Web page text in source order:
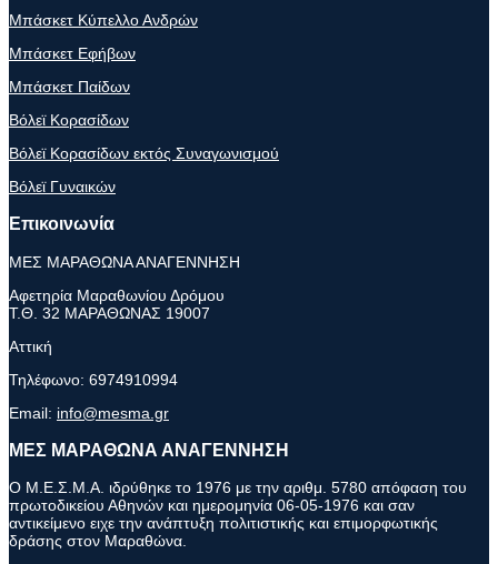
Μπάσκετ Κύπελλο Ανδρών
Μπάσκετ Εφήβων
Μπάσκετ Παίδων
Βόλεϊ Κορασίδων
Βόλεϊ Κορασίδων εκτός Συναγωνισμού
Βόλεϊ Γυναικών
Επικοινωνία
ΜΕΣ ΜΑΡΑΘΩΝΑ ΑΝΑΓΕΝΝΗΣΗ
Αφετηρία Μαραθωνίου Δρόμου
Τ.Θ. 32 ΜΑΡΑΘΩΝΑΣ 19007
Αττική
Τηλέφωνο: 6974910994
Email: info@mesma.gr
ΜΕΣ ΜΑΡΑΘΩΝΑ ΑΝΑΓΕΝΝΗΣΗ
Ο Μ.Ε.Σ.Μ.Α. ιδρύθηκε το 1976 με την αριθμ. 5780 απόφαση του
πρωτοδικείου Αθηνών και ημερομηνία 06-05-1976 και σαν
αντικείμενο ειχε την ανάπτυξη πολιτιστικής και επιμορφωτικής
δράσης στον Μαραθώνα.